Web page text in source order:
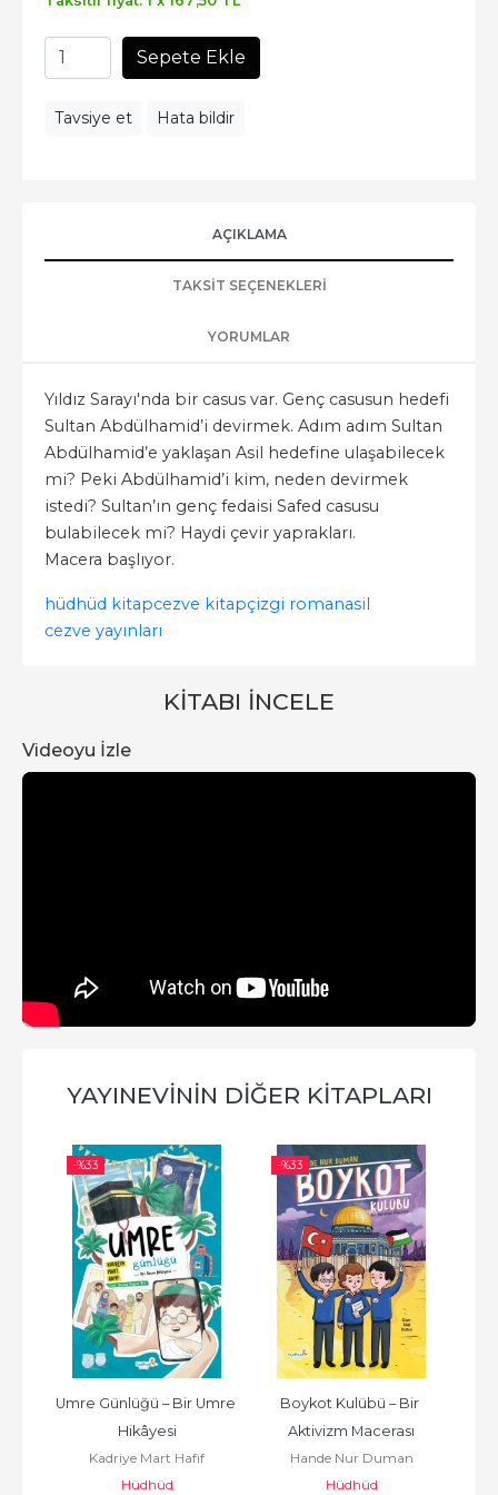
Sepete Ekle
Tavsiye et Hata bildir
AÇIKLAMA
TAKSIT SEÇENEKLERI
YORUMLAR
Yıldız Sarayı'nda bir casus var. Genç casusun hedefi
Sultan Abdülhamid’i devirmek. Adım adım Sultan
Abdülhamid’e yaklaşan Asil hedefine ulaşabilecek
mi? Peki Abdülhamid’i kim, neden devirmek
istedi? Sultan’ın genç fedaisi Safed casusu
bulabilecek mi? Haydi çevir yaprakları.
Macera başlıyor.
hüdhüd kitapcezve kitapçizgi romanasil
cezve yayınları
KITABI İNCELE
Videoyu İzle
YAYINEVININ DIĞER KITAPLARI
-%33
Umre Günlüğü – Bir Umre
Hikâyesi
Kadriye Mart Hafif
Hüdhüd
-%33
Boykot Kulübü – Bir
Aktivizm Macerası
Hande Nur Duman
Hüdhüd